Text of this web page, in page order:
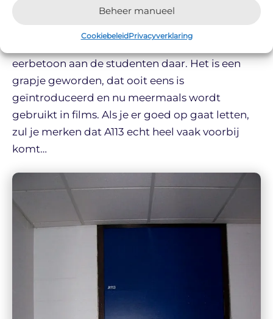
Beheer manueel
CookiebeleidPrivacyverklaring
eerbetoon aan de studenten daar. Het is een
grapje geworden, dat ooit eens is
geïntroduceerd en nu meermaals wordt
gebruikt in films. Als je er goed op gaat letten,
zul je merken dat A113 echt heel vaak voorbij
komt…